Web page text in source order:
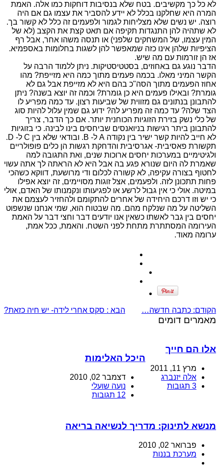
לא כל כך מקשיבים. בטח שלא בנסיבות דוחקות כמו אלה. האמת
המרה היא שחלקנו בכלל לא יידע להסביר את עצמו גם אם היה
רוצה. יש נשים שלא מצליחות לגמור ולפעמים זה כלל לא קשור בך.
לא שתהיה להן התנגדות תקיפה אם תאט קצת את הקצב (לא של
המין עצמו, של המשחקים שלפני) או תנסה משהו אחר, אבל רף
הציפיות שלהן אינו כזה שמאפשר להן לשגות בחלומות באספמיא.
אז הן זורמות עם מה שיש.
הדבר נוגע גם באחוזים, בסטטיסטיקות. ניתן ללמוד הרבה על
הקשר המיני מאלו. בכמה פעמים מתוך כמה היא מזייפת? מהו
אחוז הפעמים מתוך הסה"כ בהם היא לא מזייפת אבל גם לא
גומרת? ובאילו פעמים היא כן גומרת? וכמה זה יוצא בשנה? ניתן
להתבונן בנתונים גם מזווית של שביעות רצון. עד כמה מפריע לו
הצד שלה? עד כמה זה מפריע לה? ידוע גם שמין עלול להיות סוג
של כלי נשק בזירת הזוגיות הכוחנית יותר. אם כך הדבר, צריך
להתבונן ביתר רגישות בניואנסים שביחסים בינו לבינה. כי בזוגיות
לא חייב להיות קשר ישיר בין נקודה A ל- B. ובודאי שלא בין C ל- D.
תקשורת פאסיבית- אגרסיבית והדחקת רגשות הן כלים פופולריים
ולגיטימיים במערכות יחסים ארוכות שנים, ואת התגובה למה
שאמרת לה היום שנורא פגע בה אבל היא לא הראתה לך אתה עשוי
לחטוף בצורה עקיפה, לא קשורה לכלום ודי מרושעת, דווקא כשהכי
פחות תתכונן לזה. ולפעמים, אצל זוגות מסויימים, זה יוצא אפילו
במיטה. אולי כי אין גבול לרשע או לפגיעותו ונקמנותו של האדם, אולי
כי יש וזו דרכם היחידה של אחרים להתקומם ולהחזיר לעצמם את
השליטה על מה שנלקח מהם. מה שבטוח הוא, שמי אנחנו שנשפוט
יחסים בין גבר לאשתו כשאין אנו יודעים דבר וחצי דבר על האמת
העירומה המסתתרת מתחת לפני השטח. והאמת, ככל אמת,
ערומה מאוד.
הקודם: כתבה חדשה… הבא : סקס אחרי לידה- יש חיה כזאת?
מאמרים דומים
אלו הם חייך
מרץ 11, 2011
אלה יזנברג
3 תגובות
היכל האלימות
דצמבר 02, 2010
נועה שועלי
12 תגובות
מנשא לתינוק: מדריך לנשיאה בריאה
פברואר 02, 2010
מערכת בננות